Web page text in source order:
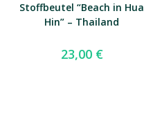
Stoffbeutel “Beach in Hua
Hin” – Thailand
23,00 €